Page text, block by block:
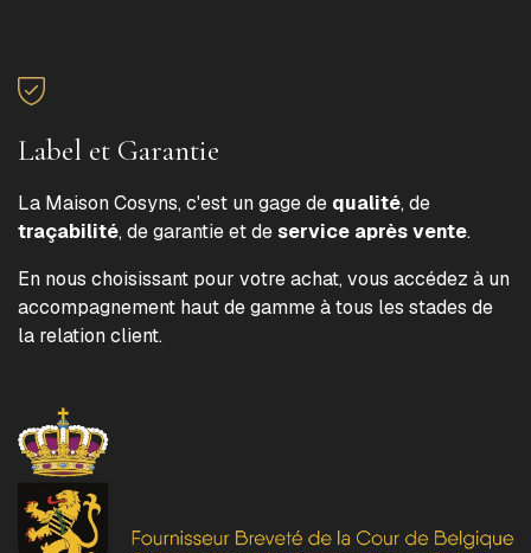
Label et Garantie
La Maison Cosyns, c'est un gage de qualité, de
traçabilité, de garantie et deservice après vente.
En nous choisissant pour votre achat, vous accédez à un
accompagnement haut de gamme à tous les stades de
la relation client.